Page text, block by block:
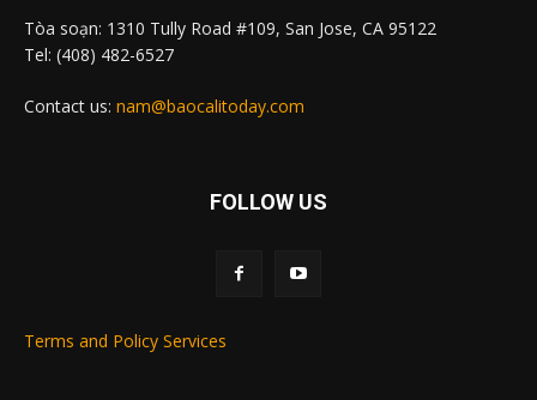
Tòa soạn: 1310 Tully Road #109, San Jose, CA 95122
Tel: (408) 482-6527
Contact us: nam@baocalitoday.com
FOLLOW US
Terms and Policy Services